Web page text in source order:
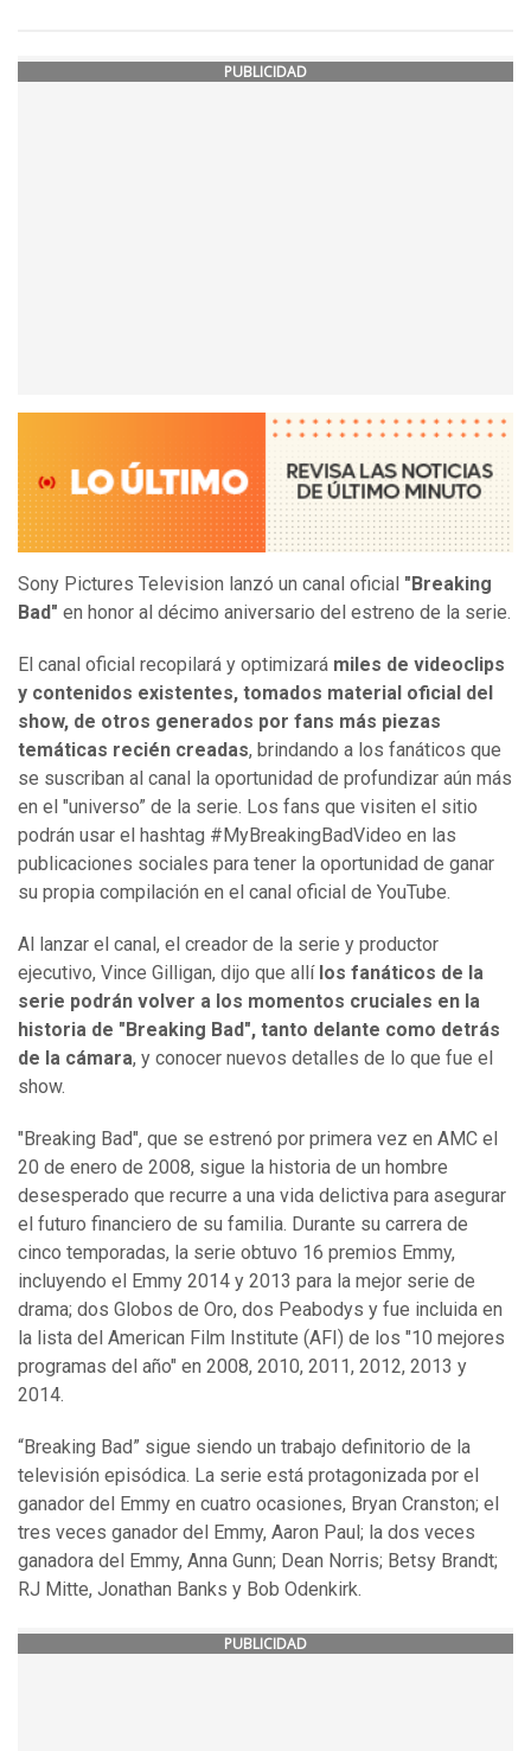
PUBLICIDAD
Sony Pictures Television lanzó un canal oficial "Breaking
Bad" en honor al décimo aniversario del estreno de la serie.
El canal oficial recopilará y optimizará miles de videoclips
y contenidos existentes, tomados material oficial del
show, de otros generados por fans más piezas
temáticas recién creadas, brindando a los fanáticos que
se suscriban al canal la oportunidad de profundizar aún más
en el "universo” de la serie. Los fans que visiten el sitio
podrán usar el hashtag #MyBreakingBadVideo en las
publicaciones sociales para tener la oportunidad de ganar
su propia compilación en el canal oficial de YouTube.
Al lanzar el canal, el creador de la serie y productor
ejecutivo, Vince Gilligan, dijo que allí los fanáticos de la
serie podrán volver a los momentos cruciales en la
historia de "Breaking Bad", tanto delante como detrás
de la cámara, y conocer nuevos detalles de lo que fue el
show.
"Breaking Bad", que se estrenó por primera vez en AMC el
20 de enero de 2008, sigue la historia de un hombre
desesperado que recurre a una vida delictiva para asegurar
el futuro financiero de su familia. Durante su carrera de
cinco temporadas, la serie obtuvo 16 premios Emmy,
incluyendo el Emmy 2014 y 2013 para la mejor serie de
drama; dos Globos de Oro, dos Peabodys y fue incluida en
la lista del American Film Institute (AFI) de los "10 mejores
programas del año" en 2008, 2010, 2011, 2012, 2013 y
2014.
“Breaking Bad” sigue siendo un trabajo definitorio de la
televisión episódica. La serie está protagonizada por el
ganador del Emmy en cuatro ocasiones, Bryan Cranston; el
tres veces ganador del Emmy, Aaron Paul; la dos veces
ganadora del Emmy, Anna Gunn; Dean Norris; Betsy Brandt;
RJ Mitte, Jonathan Banks y Bob Odenkirk.
PUBLICIDAD